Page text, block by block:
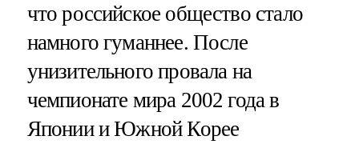
что российское общество стало
намного гуманнее. После
унизительного провала на
чемпионате мира 2002 года в
Японии и Южной Корее